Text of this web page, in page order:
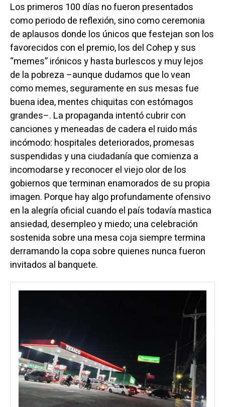
Los primeros 100 días no fueron presentados
como periodo de reflexión, sino como ceremonia
de aplausos donde los únicos que festejan son los
favorecidos con el premio, los del Cohep y sus
“memes” irónicos y hasta burlescos y muy lejos
de la pobreza –aunque dudamos que lo vean
como memes, seguramente en sus mesas fue
buena idea, mentes chiquitas con estómagos
grandes–. La propaganda intentó cubrir con
canciones y meneadas de cadera el ruido más
incómodo: hospitales deteriorados, promesas
suspendidas y una ciudadanía que comienza a
incomodarse y reconocer el viejo olor de los
gobiernos que terminan enamorados de su propia
imagen. Porque hay algo profundamente ofensivo
en la alegría oficial cuando el país todavía mastica
ansiedad, desempleo y miedo; una celebración
sostenida sobre una mesa coja siempre termina
derramando la copa sobre quienes nunca fueron
invitados al banquete.